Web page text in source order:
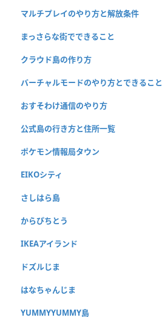
マルチプレイのやり方と解放条件
まっさらな街でできること
クラウド島の作り方
バーチャルモードのやり方とできること
おすそわけ通信のやり方
公式島の行き方と住所一覧
ポケモン情報局タウン
EIKOシティ
さしはら島
からぴちとう
IKEAアイランド
ドズルじま
はなちゃんじま
YUMMYYUMMY島